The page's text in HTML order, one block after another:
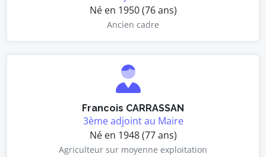
Né en 1950 (76 ans)
Ancien cadre
Francois CARRASSAN
3ème adjoint au Maire
Né en 1948 (77 ans)
Agriculteur sur moyenne exploitation